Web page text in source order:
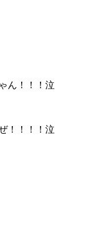
ん！！！泣
！！！！泣